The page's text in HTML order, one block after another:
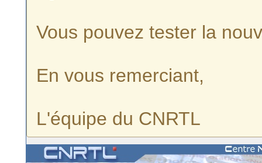
Vous pouvez tester la
En vous remerciant,
L'équipe du CNRTL